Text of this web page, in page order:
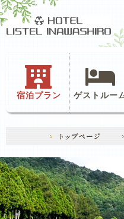
宿泊プラン ゲストルー